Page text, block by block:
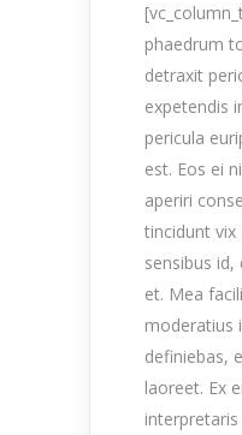
phaedrum
detraxit
expetendis
pericula
est. Eos ei
aperiri
tincidunt vix
sensibus
et. Mea
moderatius
definiebas,
laoreet. Ex